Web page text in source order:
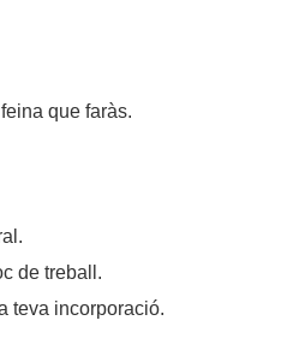
que faràs.
de treball.
teva incorporació.